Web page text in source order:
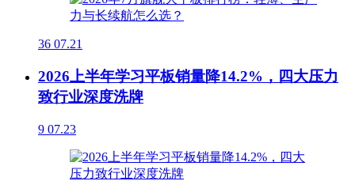
36 07.21
2026上半年学习平板销量降14.2%，四大压力
致行业深度洗牌
9 07.23